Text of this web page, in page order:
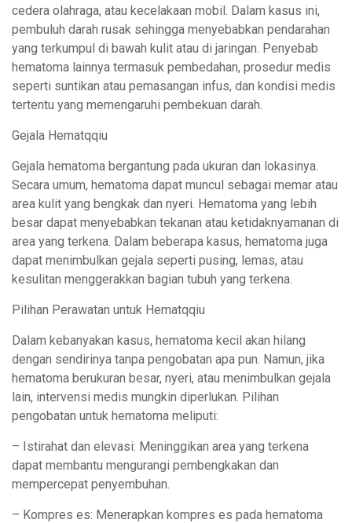
cedera olahraga, atau kecelakaan mobil. Dalam kasus ini,
pembuluh darah rusak sehingga menyebabkan pendarahan
yang terkumpul di bawah kulit atau di jaringan. Penyebab
hematoma lainnya termasuk pembedahan, prosedur medis
seperti suntikan atau pemasangan infus, dan kondisi medis
tertentu yang memengaruhi pembekuan darah.
Gejala Hematqqiu
Gejala hematoma bergantung pada ukuran dan lokasinya.
Secara umum, hematoma dapat muncul sebagai memar atau
area kulit yang bengkak dan nyeri. Hematoma yang lebih
besar dapat menyebabkan tekanan atau ketidaknyamanan di
area yang terkena. Dalam beberapa kasus, hematoma juga
dapat menimbulkan gejala seperti pusing, lemas, atau
kesulitan menggerakkan bagian tubuh yang terkena.
Pilihan Perawatan untuk Hematqqiu
Dalam kebanyakan kasus, hematoma kecil akan hilang
dengan sendirinya tanpa pengobatan apa pun. Namun, jika
hematoma berukuran besar, nyeri, atau menimbulkan gejala
lain, intervensi medis mungkin diperlukan. Pilihan
pengobatan untuk hematoma meliputi:
– Istirahat dan elevasi: Meninggikan area yang terkena
dapat membantu mengurangi pembengkakan dan
mempercepat penyembuhan.
– Kompres es: Menerapkan kompres es pada hematoma